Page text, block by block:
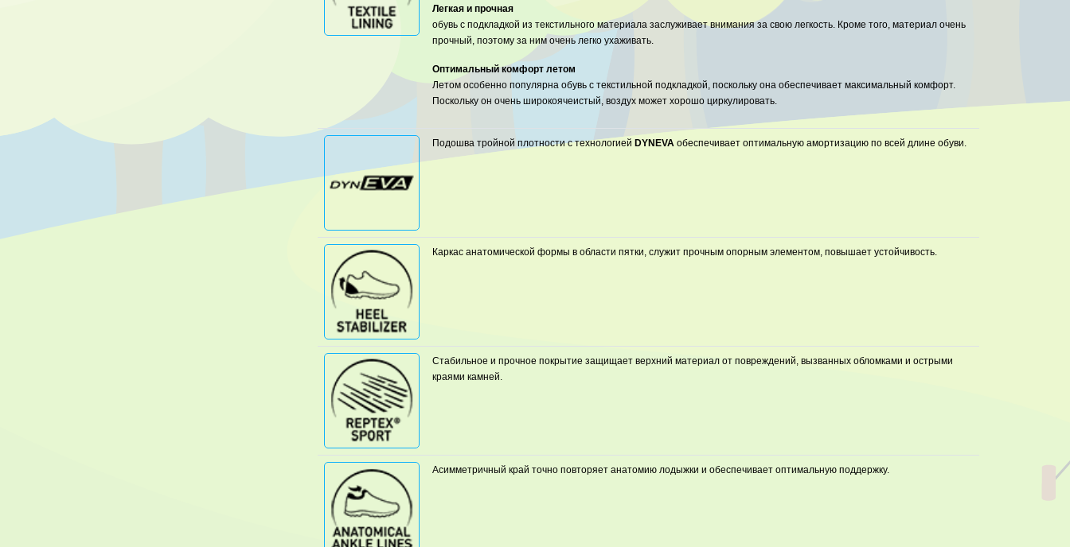
Легкая и прочная
обувь с подкладкой из текстильного материала заслуживает внимания за свою легкость. Кроме того, материал очень
прочный, поэтому за ним очень легко ухаживать.
Оптимальный комфорт летом
Летом особенно популярна обувь с текстильной подкладкой, поскольку она обеспечивает максимальный комфорт.
Поскольку он очень широкоячеистый, воздух может хорошо циркулировать.
Подошва тройной плотности с технологией DYNEVA обеспечивает оптимальную амортизацию по всей длине обуви.
Каркас анатомической формы в области пятки, служит прочным опорным элементом, повышает устойчивость.
Стабильное и прочное покрытие защищает верхний материал от повреждений, вызванных обломками и острыми
краями камней.
Асимметричный край точно повторяет анатомию лодыжки и обеспечивает оптимальную поддержку.